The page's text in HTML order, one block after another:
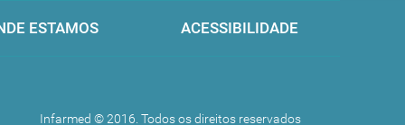
ESTAMOS ACESSIBILIDADE
Infarmed © 2016. Todos os direitos reservados